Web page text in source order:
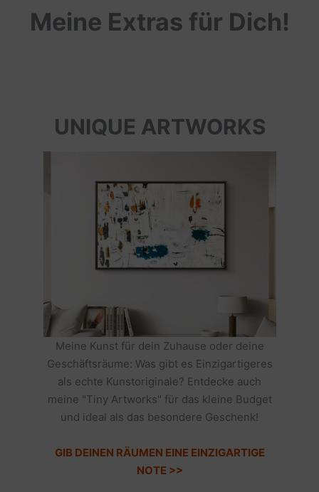
Meine Extras für Dich!
UNIQUE ARTWORKS
Meine Kunst für dein Zuhause oder deine
Geschäftsräume: Was gibt es Einzigartigeres
als echte Kunstoriginale? Entdecke auch
meine "Tiny Artworks" für das kleine Budget
und ideal als das besondere Geschenk!
GIB DEINEN RÄUMEN EINE EINZIGARTIGE
NOTE >>